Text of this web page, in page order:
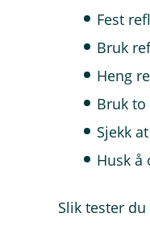
Fest
Bruk
Heng
Bruk
Sjekk
Husk å
Slik tester